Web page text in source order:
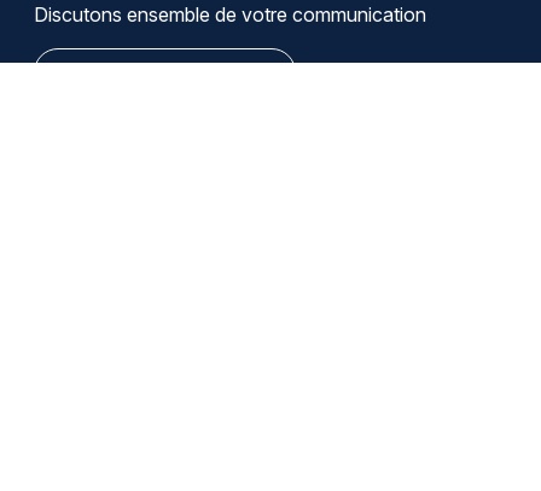
Discutons ensemble de votre communication